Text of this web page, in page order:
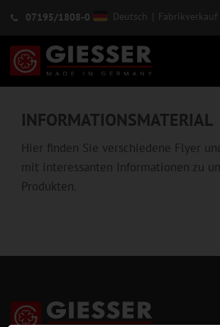
07195/1808-0 Deutsch | Fabrikverkauf
INFORMATIONSMATERIAL
Hier finden Sie verschiedene Flyer
mit interessanten Informationen zu
Produkten.